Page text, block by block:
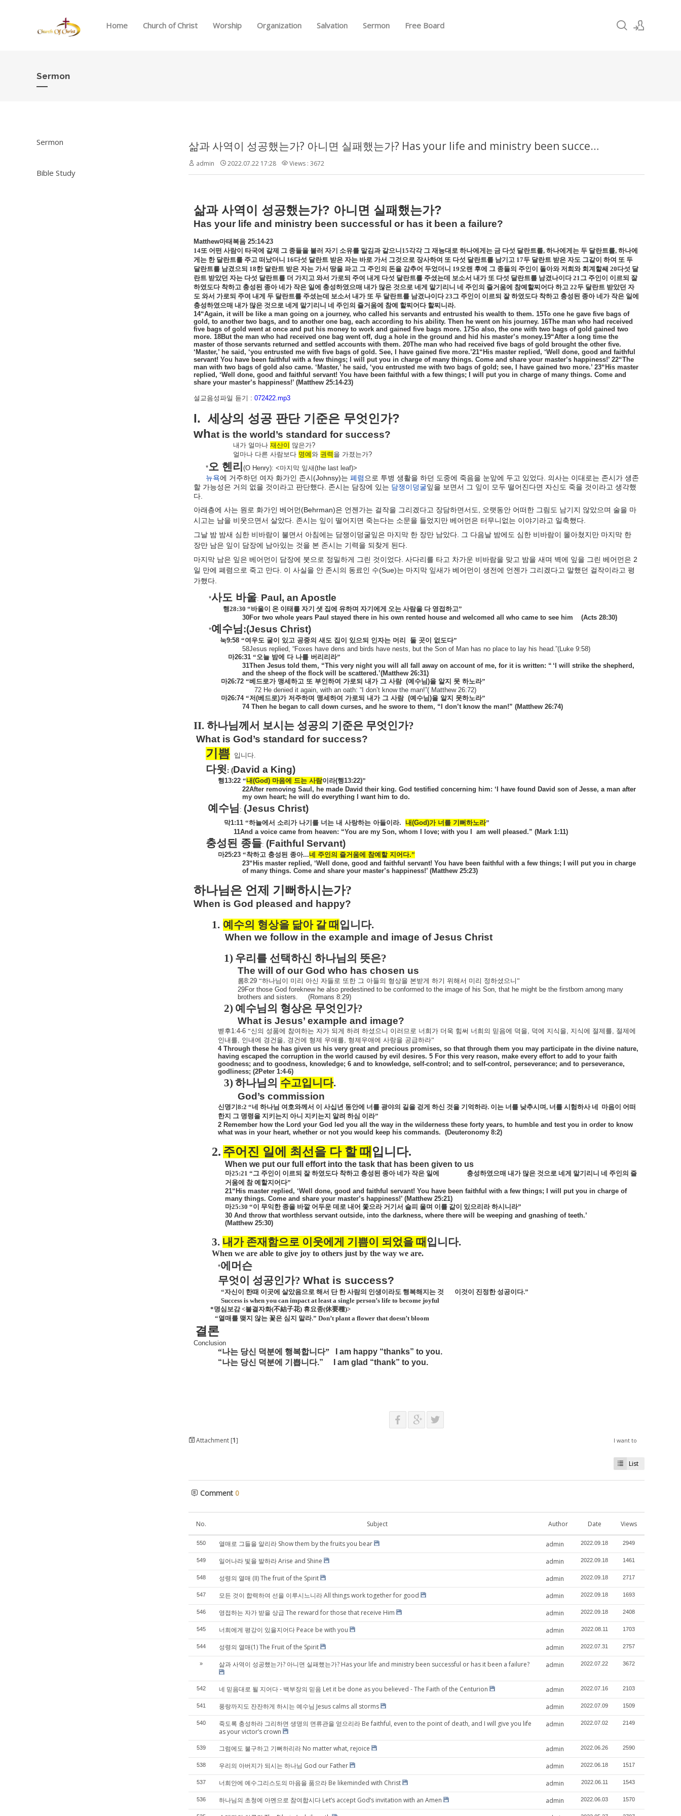
Home Church of Christ Worship Organization Salvation Sermon Free Board
Sermon
Sermon
Bible Study
삶과 사역이 성공했는가? 아니면 실패했는가? Has your life and ministry been successful or has it been a failure?
admin 2022.07.22 17:28 Views : 3672
삶과 사역이 성공했는가? 아니면 실패했는가?
Has your life and ministry been successful or has it been a failure?
Matthew마태복음 25:14-23
14또 어떤 사람이 타국에 갈제 그 종들을 불러 자기 소유를 맡김과 같으니 15각각 그 재능대로 하나에게는 금 다섯 달란트를, 하나에게는 두 달란트를, 하나에
게는 한 달란트를 주고 떠났더니 16다섯 달란트 받은 자는 바로 가서 그것으로 장사하여 또 다섯 달란트를 남기고 17두 달란트 받은 자도 그같이 하여 또 두
달란트를 남겼으되 18한 달란트 받은 자는 가서 땅을 파고 그 주인의 돈을 감추어 두었더니 19오랜 후에 그 종들의 주인이 돌아와 저희와 회계할쌔 20다섯 달
란트 받았던 자는 다섯 달란트를 더 가지고 와서 가로되 주여 내게 다섯 달란트를 주셨는데 보소서 내가 또 다섯 달란트를 남겼나이다21그 주인이 이르되 잘
하였도다 착하고 충성된 종아 네가 작은 일에 충성하였으매 내가 많은 것으로 네게 맡기리니 네 주인의 즐거움에 참예할찌어다 하고 22두 달란트 받았던 자
도 와서 가로되 주여 내게 두 달란트를 주셨는데 보소서 내가 또 두 달란트를 남겼나이다23그 주인이 이르되 잘 하였도다 착하고 충성된 종아 네가 작은 일에
충성하였으매 내가 많은 것으로 네게 맡기리니 네 주인의 즐거움에 참예 할찌어다 할찌니라.
14“Again, it will be like a man going on a journey, who called his servants and entrusted his wealth to them. 15To one he gave five bags of
gold, to another two bags, and to another one bag, each according to his ability. Then he went on his journey. 16The man who had received
five bags of gold went at once and put his money to work and gained five bags more. 17So also, the one with two bags of gold gained two
more. 18But the man who had received one bag went off, dug a hole in the ground and hid his master’s money.19“After a long time the
master of those servants returned and settled accounts with them. 20The man who had received five bags of gold brought the other five.
‘Master,’ he said, ‘you entrusted me with five bags of gold. See, I have gained five more.’21“His master replied, ‘Well done, good and faithful
servant! You have been faithful with a few things; I will put you in charge of many things. Come and share your master’s happiness!’ 22“The
man with two bags of gold also came. ‘Master,’ he said, ‘you entrusted me with two bags of gold; see, I have gained two more.’ 23“His master
replied, ‘Well done, good and faithful servant! You have been faithful with a few things; I will put you in charge of many things. Come and
share your master’s happiness!’ (Matthew 25:14-23)
설교음성파일 듣기 : 072422.mp3
I. 세상의 성공 판단 기준은 무엇인가?
what is the world’s standard for success?
내가 얼마나 재산이 많은가?
얼마나 다른 사람보다 명예와 권력 을 가졌는가?
*오 헨리 (O Henry): <마지막 잎새(the last leaf)>
뉴욕에 거주하던 여자 화가인 존시(Johnsy)는 폐렴 으로 투병 생활을 하던 도중에 죽음을 눈앞에 두고 있었다. 의사는 이대로는 존시가 생존
할 가능성은 거의 없을 것이라고 판단했다. 존시는 담장에 있는 담쟁이덩굴잎을 보면서 그 잎이 모두 떨어진다면 자신도 죽을 것이라고 생각했
다.
아래층에 사는 원로 화가인 베어먼(Behrman)은 언젠가는 걸작을 그리겠다고 장담하면서도, 오랫동안 어떠한 그림도 남기지 않았으며 술을 마
시고는 남을 비웃으면서 살았다. 존시는 잎이 떨어지면 죽는다는 소문을 들었지만 베어먼은 터무니없는 이야기라고 일축했다.
그날 밤 밤새 심한 비바람이 불면서 아침에는 담쟁이덩굴잎은 마지막 한 장만 남았다. 그 다음날 밤에도 심한 비바람이 몰아쳤지만 마지막 한
장만 남은 잎이 담장에 남아있는 것을 본 존시는 기력을 되찾게 된다.
마지막 남은 잎은 베어먼이 담장에 붓으로 정밀하게 그린 것이었다. 사다리를 타고 차가운 비바람을 맞고 밤을 새며 벽에 잎을 그린 베어먼은 2
일 만에 폐렴으로 죽고 만다. 이 사실을 안 존시의 동료인 수(Sue)는 마지막 잎새가 베어먼이 생전에 언젠가 그리겠다고 말했던 걸작이라고 평
가했다.
*사도 바울: Paul, an Apostle
행28:30 “바울이 온 이태를 자기 샛 집에 유하며 자기에게 오는 사람을 다 영접하고”
30For two whole years Paul stayed there in his own rented house and welcomed all who came to see him
(Acts 28:30)
*예수님:(Jesus Christ)
눅9:58 “여우도 굴이 있고 공중의 새도 집이 있으되 인자는 머리 둘 곳이
없도다”
58Jesus replied, “Foxes have dens and birds have nests, but the Son of Man has no place to lay his head.”(Luke 9:58)
마26:31 “오늘 밤에 다 나를 버리리라”
31Then Jesus told them, “This very night you will all fall away on account of me, for it is written: “ ‘I will strike the shepherd,
and the sheep of the flock will be scattered.’(Matthew 26:31)
마26:72 “베드로가 맹세하고 또 부인하여 가로되 내가 그 사람 (예수님 )을 알지 못 하노라”
72 He denied it again, with an oath: “I don’t know the man!”( Matthew 26:72)
마26:74 “저 (베드로)가 저주하며 맹세하여 가로되 내가 그 사람 (예수님 )을 알지 못하노라”
74 Then he began to call down curses, and he swore to them, “I don’t know the man!” (Matthew 26:74)
II. 하나님께서 보시는 성공의 기준은 무엇인가?
What is God’s standard for success?
기쁨 입니다.
다윗 : (David a King)
행13:22 “내(God) 마음에 드는 사람이라(행13:22)”
22After removing Saul, he made David their king. God testified concerning him: ‘I have found David son of Jesse, a man after
my own heart; he will do everything I want him to do.
예수님 : (Jesus Christ)
막1:11 “하늘에서 소리가 나기를 너는 내 사랑하는 아들이라. 내(God)가 너를 기뻐하노라”
11And a voice came from heaven: “You are my Son, whom I love; with you I
am well pleased.” (Mark 1:11)
충성된 종들: (Faithful Servant)
마25:23 “착하고 충성된 종아...네 주인의 즐거움에 참예할 지어다.”
23“His master replied, ‘Well done, good and faithful servant! You have been faithful with a few things; I will put you in charge
of many things. Come and share your master’s happiness!’ (Matthew 25:23)
하나님은 언제 기뻐하시는가?
When is God pleased and happy?
1. 예수의 형상을 닮아 갈 때 입니다.
When we follow in the example and image of Jesus Christ
1) 우리를 선택하신 하나님의 뜻은?
The will of our God who has chosen us
롬8:29 “하나님이 미리 아신 자들로 또한 그 아들의 형상을 본받게 하기 위해서 미리 정하셨으니”
29For those God foreknew he also predestined to be conformed to the image of his Son, that he might be the firstborn among many
brothers and sisters.
(Romans 8:29)
2) 예수님의 형상은 무엇인가?
What is Jesus’ example and image?
벧후1:4-6 “신의 성품에 참여하는 자가 되게 하려 하셨으니 이러므로 너희가 더욱 힘써 너희의 믿음에 덕을, 덕에 지식을, 지식에 절제를, 절제에
인내를, 인내에 경건을, 경건에 형제 우애를, 형제우애에 사랑을 공급하라”
4 Through these he has given us his very great and precious promises, so that through them you may participate in the divine nature,
having escaped the corruption in the world caused by evil desires. 5 For this very reason, make every effort to add to your faith
goodness; and to goodness, knowledge; 6 and to knowledge, self-control; and to self-control, perseverance; and to perseverance,
godliness; (2Peter 1:4-6)
3) 하나님의 수고입니다.
God’s commission
신명기 8:2 “네 하나님 여호와께서 이 사십년 동안에 너를 광야의 길을 걷게 하신 것을 기억하라. 이는 너를 낮추시며 , 너를 시험하사 네
마음이 어떠
한지 그 명령을 지키는지 아니 지키는지 알려 하심 이라”
2 Remember how the Lord your God led you all the way in the wilderness these forty years, to humble and test you in order to know
what was in your heart, whether or not you would keep his commands. (Deuteronomy 8:2)
2. 주어진 일에 최선을 다 할 때 입니다.
When we put our full effort into the task that has been given to us
마25:21 “그 주인이 이르되 잘 하였도다 착하고 충성된 종아 네가 작은 일에
충성하였으매 내가 많은 것으로 네게 맡기리니 네 주인의 즐
거움에 참 예할지어다”
21“His master replied, ‘Well done, good and faithful servant! You have been faithful with a few things; I will put you in charge of
many things. Come and share your master’s happiness!’ (Matthew 25:21)
마25:30 “이 무익한 종을 바깥 어두운 데로 내어 쫓으라 거기서 슬피 울며 이를 갊이 있으리라 하시니라”
30 And throw that worthless servant outside, into the darkness, where there will be weeping and gnashing of teeth.’
(Matthew 25:30)
3. 내가 존재함으로 이웃에게 기쁨이 되었을 때 입니다.
When we are able to give joy to others just by the way we are.
*에머슨
무엇이 성공인가? What is success?
“자신이 한때 이곳에 살았음으로 해서 단 한 사람의 인생이라도 행복해지는 것 이것이 진정한 성공이다.”
Success is when you can impact at least a single person’s life to become joyful
*명심보감<불결자화(不結子花) 휴요종(休要種)>
“열매를 맺지 않는 꽃은 심지 말라.” Don’t plant a flower that doesn’t bloom
결론
Conclusion
“나는 당신 덕분에 행복합니다”
I am happy “thanks” to you.
“나는 당신 덕분에 기쁩니다.” I am glad “thank” to you.
Attachment [1] I want to
List
Comment 0
No. Subject Author Date Views
550 열매로 그들을 알리라 Show them by the fruits you bear admin 2022.09.18 2949
549 일어나라 빛을 발하라 Arise and Shine admin 2022.09.18 1461
548 성령의 열매 (II) The fruit of the Spirit admin 2022.09.18 2717
547 모든 것이 합력하여 선을 이루시느니라 All things work together for good admin 2022.09.18 1693
546 영접하는 자가 받을 상급 The reward for those that receive Him admin 2022.09.18 2408
545 너희에게 평강이 있을지어다 Peace be with you admin 2022.08.11 1703
544 성령의 열매(1) The Fruit of the Spirit admin 2022.07.31 2757
» 삶과 사역이 성공했는가? 아니면 실패했는가? Has your life and ministry been successful or has it been a failure? admin 2022.07.22 3672
542 네 믿음대로 될 지어다 - 백부장의 믿음 Let it be done as you believed - The Faith of the Centurion admin 2022.07.16 2103
541 풍랑까지도 잔잔하게 하시는 예수님 Jesus calms all storms admin 2022.07.09 1509
540
죽도록 충성하라 그리하면 생명의 면류관을 얻으리라 Be faithful, even to the point of death, and I will give you life
as your victor’s crown
admin 2022.07.02 2149
539 그럼에도 불구하고 기뻐하리라 No matter what, rejoice admin 2022.06.26 2590
538 우리의 아버지가 되시는 하나님 God our Father admin 2022.06.18 1517
537 너희안에 예수그리스도의 마음을 품으라 Be likeminded with Christ admin 2022.06.11 1543
536 하나님의 초청에 아멘으로 참여합시다 Let’s accept God’s invitation with an Amen admin 2022.06.03 1570